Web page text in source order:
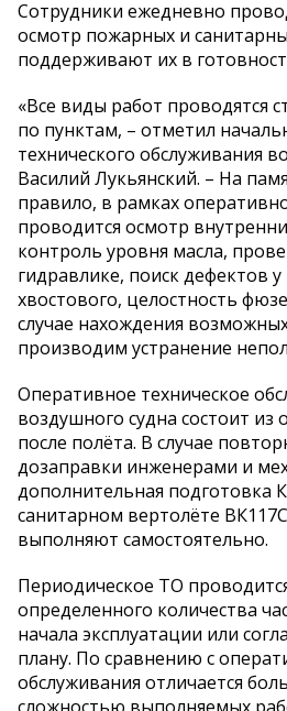
Сотрудники ежедневно
осмотр пожарных и
поддерживают их в
«Все виды работ проводятся
по пунктам, – отметил
технического обслуживания
Василий Лукьянский. – На
правило, в рамках
проводится осмотр
контроль уровня масла,
гидравлике, поиск дефектов
хвостового, целостность
случае нахождения
производим устранение
Оперативное техническое
воздушного судна состоит из
после полёта. В случае
дозаправки инженерами и
дополнительная подготовка
санитарном вертолёте
выполняют самостоятельно.
Периодическое ТО
определенного количества
начала эксплуатации или
плану. По сравнению с
обслуживания отличается